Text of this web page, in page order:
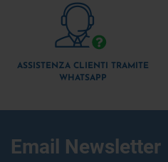
ASSISTENZA CLIENTI TRAMITE
WHATSAPP
Email Newsletter